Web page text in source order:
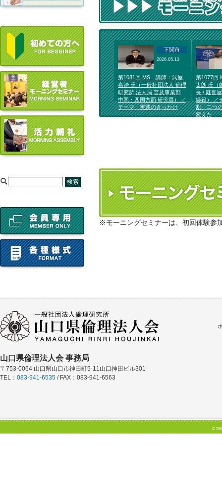
下関市
2026.05.13
第1081回 MS 講師：呉屋
嘉治 氏（一般社団法人 倫理
研究所 法人局 普及事業部
中国・四国方面 研究員） ／
テーマ：実践のきっかけ
第1077回
太朗 氏（
長 / 庭喜
締役） ／
割、二つ
変えた
※モーニングセミナーは、初回体験参
[
山口県倫理法人会 事務局
〒753-0064 山口県山口市神田町5-11山口神田ビル301
TEL： 083-941-6535 / FAX：083-941-6563
©